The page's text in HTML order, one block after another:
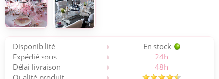
Disponibilité
En stock
Expédié sous
24h
Délai livraison
48h